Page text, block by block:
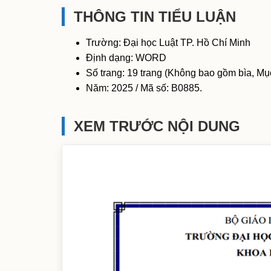
THÔNG TIN TIỂU LUẬN
Trường: Đại học Luật TP. Hồ Chí Minh
Định dạng: WORD
Số trang: 19 trang (Không bao gồm bìa,
Năm: 2025 / Mã số: B0885.
XEM TRƯỚC NỘI DUNG